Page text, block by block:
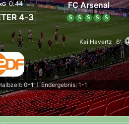
0.44
4-3
FC Arsenal
S S S S S
Kai Havertz 6'
0-1 | Endergebnis: 1-1